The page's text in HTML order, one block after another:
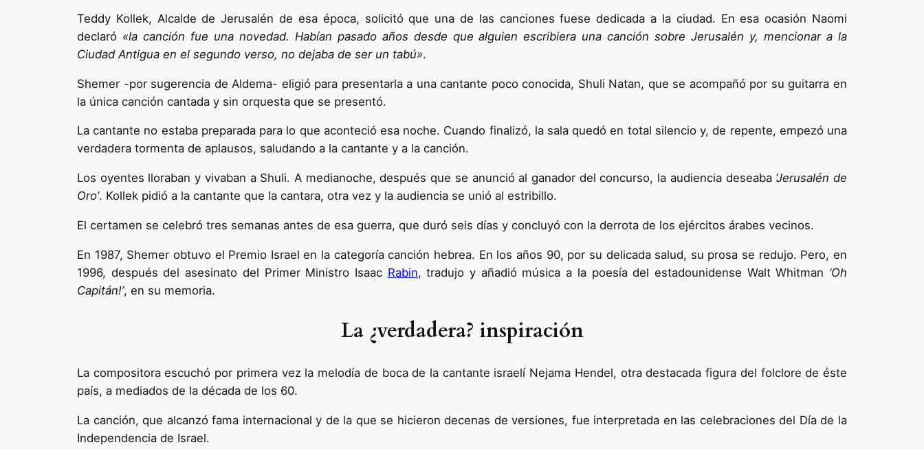
Teddy Kollek, Alcalde de Jerusalén de esa época, solicitó que una de las canciones fuese dedicada a la ciudad. En esa ocasión Naomi
declaró «la canción fue una novedad. Habían pasado años desde que alguien escribiera una canción sobre Jerusalén y, mencionar a la
Ciudad Antigua en el segundo verso, no dejaba de ser un tabú».
Shemer -por sugerencia de Aldema- eligió para presentarla a una cantante poco conocida, Shuli Natan, que se acompañó por su guitarra en
la única canción cantada y sin orquesta que se presentó.
La cantante no estaba preparada para lo que aconteció esa noche. Cuando finalizó, la sala quedó en total silencio y, de repente, empezó una
verdadera tormenta de aplausos, saludando a la cantante y a la canción.
Los oyentes lloraban y vivaban a Shuli. A medianoche, después que se anunció al ganador del concurso, la audiencia deseaba ‘Jerusalén de
Oro’. Kollek pidió a la cantante que la cantara, otra vez y la audiencia se unió al estribillo.
El certamen se celebró tres semanas antes de esa guerra, que duró seis días y concluyó con la derrota de los ejércitos árabes vecinos.
En 1987, Shemer obtuvo el Premio Israel en la categoría canción hebrea. En los años 90, por su delicada salud, su prosa se redujo. Pero, en
1996, después del asesinato del Primer Ministro Isaac Rabin, tradujo y añadió música a la poesía del estadounidense Walt Whitman ‘Oh
Capitán!’, en su memoria.
La ¿verdadera? inspiración
La compositora escuchó por primera vez la melodía de boca de la cantante israelí Nejama Hendel, otra destacada figura del folclore de éste
país, a mediados de la década de los 60.
La canción, que alcanzó fama internacional y de la que se hicieron decenas de versiones, fue interpretada en las celebraciones del Día de la
Independencia de Israel.